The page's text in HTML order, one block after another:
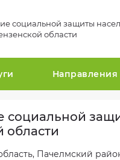
социальной защиты
области
Перечень
муниципальных
социальной
Направления
защита
социальной
области
Пачелмский